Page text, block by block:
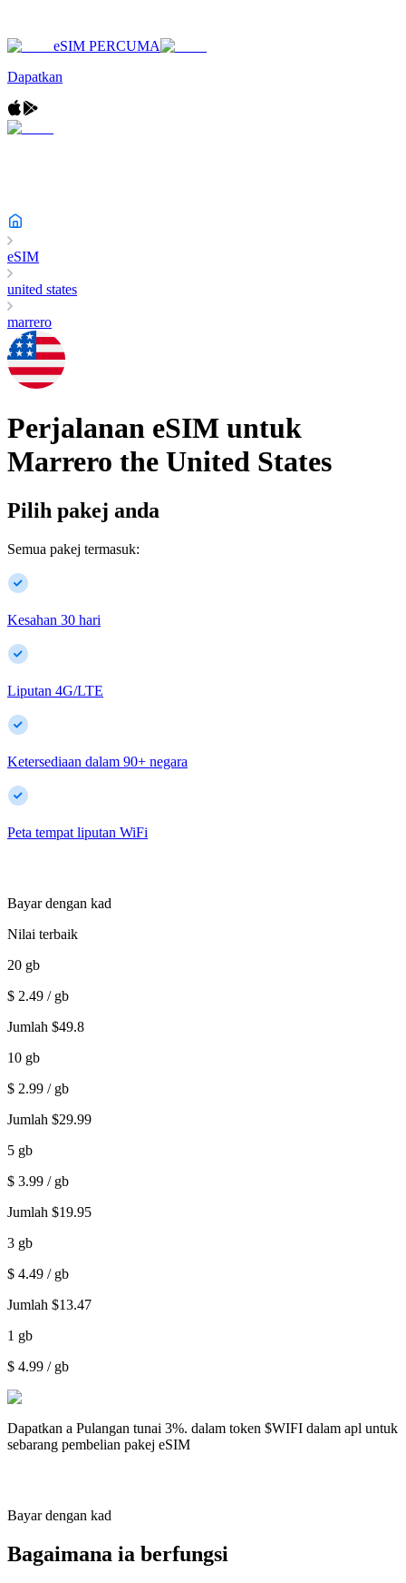
eSIM PERCUMA
Dapatkan
eSIM
united states
marrero
Perjalanan eSIM untuk
Marrero the United States
Pilih pakej anda
Semua pakej termasuk:
Kesahan 30 hari
Liputan 4G/LTE
Ketersediaan dalam 90+ negara
Peta tempat liputan WiFi
Bayar dengan kad
Nilai terbaik
20 gb
$ 2.49 / gb
Jumlah $49.8
10 gb
$ 2.99 / gb
Jumlah $29.99
5 gb
$ 3.99 / gb
Jumlah $19.95
3 gb
$ 4.49 / gb
Jumlah $13.47
1 gb
$ 4.99 / gb
Dapatkan a Pulangan tunai 3%. dalam token $WIFI dalam apl untuk
sebarang pembelian pakej eSIM
Bayar dengan kad
Bagaimana ia berfungsi